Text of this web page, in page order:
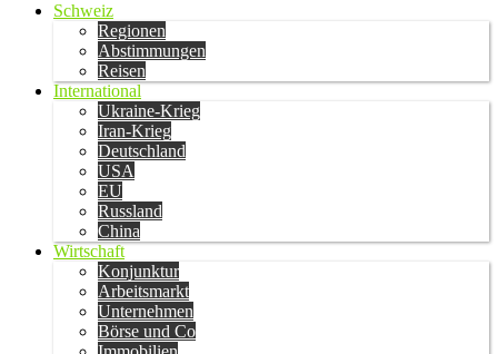
Schweiz
Regionen
Abstimmungen
Reisen
International
Ukraine-Krieg
Iran-Krieg
Deutschland
USA
EU
Russland
China
Wirtschaft
Konjunktur
Arbeitsmarkt
Unternehmen
Börse und Co